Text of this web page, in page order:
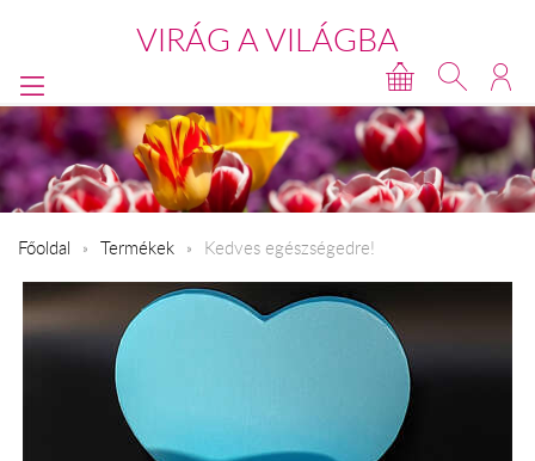
VIRÁG A VILÁGBA
Főoldal Termékek Kedves egészségedre!